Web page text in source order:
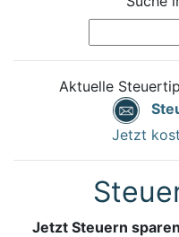
Aktuelle
Jetzt
Jetzt Steuern